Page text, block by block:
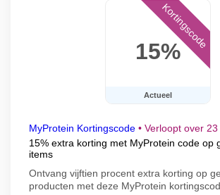
15%
Actueel
Kortingscode
MyProtein Kortingscode • Verloopt over
15% extra korting met MyProtein code op
items
Ontvang vijftien procent extra korting op
producten met deze MyProtein